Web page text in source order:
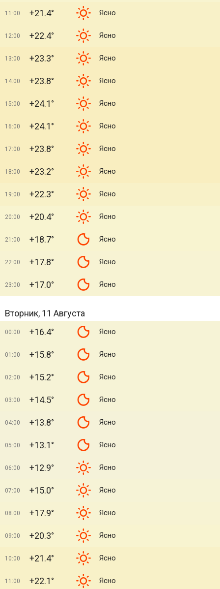
11:00 +21.4° Ясно
12:00 +22.4° Ясно
13:00 +23.3° Ясно
14:00 +23.8° Ясно
15:00 +24.1° Ясно
16:00 +24.1° Ясно
17:00 +23.8° Ясно
18:00 +23.2° Ясно
19:00 +22.3° Ясно
20:00 +20.4° Ясно
21:00 +18.7° Ясно
22:00 +17.8° Ясно
23:00 +17.0° Ясно
Вторник, 11 Августа
00:00 +16.4° Ясно
01:00 +15.8° Ясно
02:00 +15.2° Ясно
03:00 +14.5° Ясно
04:00 +13.8° Ясно
05:00 +13.1° Ясно
06:00 +12.9° Ясно
07:00 +15.0° Ясно
08:00 +17.9° Ясно
09:00 +20.3° Ясно
10:00 +21.4° Ясно
11:00 +22.1° Ясно